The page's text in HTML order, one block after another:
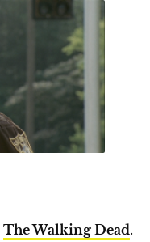
The Walking Dead.